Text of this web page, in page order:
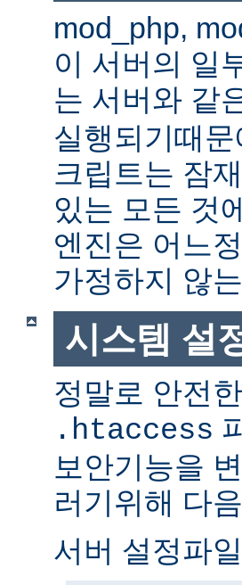
mod_php,
이 서버의 일
는 서버와 같
실행되기때
크립트는 잠
있는 모든 것
엔진은 어느
가정하지 않
시스템 설
정말로 안전
.htaccess
보안기능을
러기위해 다
서버 설정파